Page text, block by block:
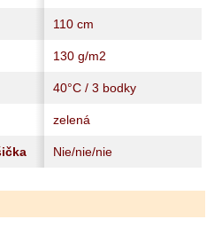
110 cm
130 g/m2
40°C / 3 bodky
zelená
Nie/nie/nie